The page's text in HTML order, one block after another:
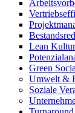
Lean
Green
Umwelt &
Soziale